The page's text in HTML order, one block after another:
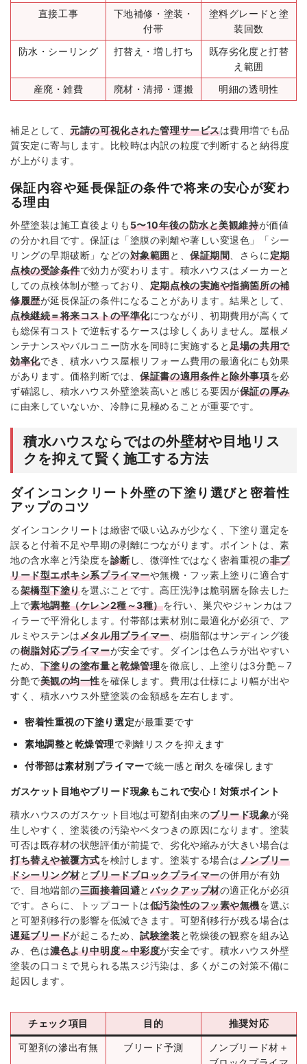
直接工事
下地補修・塗装・
付帯
塗料グレードと塗
装回数
防水・シーリング
打替え・増し打ち
既存劣化度と打替
え範囲
産廃・雑費
廃材・清掃・運搬 明細の透明性
補足として、元請の可視化された管理サービスは費用増でも品
質安定に寄与します。比較時は内訳の粒度で判断すると納得度
が上がります。
保証内容や延長保証の条件で将来の安心が変わ
る理由
外壁塗装は施工直後よりも5〜10年後の防水と美観維持が価値
の分かれ目です。保証は「塗膜の剥離や著しい変退色」「シー
リングの早期破断」などの対象範囲と、保証期間 、さらに定期
点検の受診条件で効力が変わります。積水ハウスはメーカーと
しての点検体制が整っており、 定期点検の実施や指摘箇所の補
修履歴が延長保証の条件になることがあります。結果として、
点検継続＝将来コストの平準化につながり、初期費用が高くて
も総保有コストで逆転するケースは珍しくありません。屋根メ
ンテナンスやバルコニー防水を同時に実施すると足場の共用で
効率化でき、積水ハウス屋根リフォーム費用の最適化にも効果
があります。価格判断では、保証書の適用条件と除外事項を必
ず確認し、積水ハウス外壁塗装高いと感じる要因が保証の厚み
に由来していないか、冷静に見極めることが重要です。
積水ハウスならではの外壁材や目地リス
クを抑えて賢く施工する方法
ダインコンクリート外壁の下塗り選びと密着性
アップのコツ
ダインコンクリートは緻密で吸い込みが少なく、下塗り選定を
誤ると付着不足や早期の剥離につながります。ポイントは、素
地の含水率と汚染度を診断し、微弾性ではなく密着重視の非ブ
リード型エポキシ系プライマーや無機・フッ素上塗りに適合す
る架橋型下塗りを選ぶことです。高圧洗浄は脆弱層を除去した
上で素地調整（ケレン2種～3種）を行い、巣穴やジャンカはフ
ィラーで平滑化します。付帯部は素材別に最適化が必須で、ア
ルミやステンはメタル用プライマー、樹脂部はサンディング後
の樹脂対応プライマーが安全です。ダインは色ムラが出やすい
ため、 下塗りの塗布量と乾燥管理を徹底し、上塗りは3分艶～7
分艶で美観の均一性を確保します。費用は仕様により幅が出や
すく、積水ハウス外壁塗装の金額感を左右します。
密着性重視の下塗り選定が最重要です
素地調整と乾燥管理で剥離リスクを抑えます
付帯部は素材別プライマーで統一感と耐久を確保します
ガスケット目地やブリード現象もこれで安心！対策ポイント
積水ハウスのガスケット目地は可塑剤由来のブリード現象が発
生しやすく、塗装後の汚染やベタつきの原因になります。塗装
可否は既存材の状態評価が前提で、劣化や縮みが大きい場合は
打ち替えや被覆方式を検討します。塗装する場合はノンブリー
ドシーリング材とブリードブロックプライマーの併用が有効
で、目地端部の三面接着回避と バックアップ材の適正化が必須
です。さらに、トップコートは低汚染性のフッ素や無機を選ぶ
と可塑剤移行の影響を低減できます。可塑剤移行が残る場合は
遅延ブリードが起こるため、試験塗装と乾燥後の観察を組み込
み、色は濃色より中明度～中彩度が安全です。積水ハウス外壁
塗装の口コミで見られる黒スジ汚染は、多くがこの対策不備に
起因します。
チェック項目 目的 推奨対応
可塑剤の滲出有無 ブリード予測
ノンブリード材＋